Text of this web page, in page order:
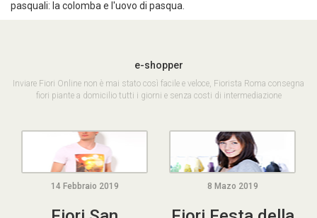
simboli: l'agnello, che rimanda alla crocifissione di Gesù, e due dolci
e-shopper
Inviare Fiori Online non è mai stato così facile e veloce, Fiorista Roma consegna